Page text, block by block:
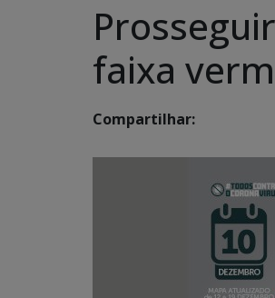
faixa
Compartilhar: